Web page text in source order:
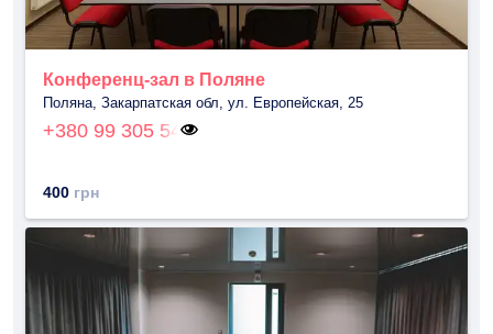
Конференц-зал в Поляне
Поляна, Закарпатская обл, ул. Европейская, 25
+380 99 305 54
400 грн